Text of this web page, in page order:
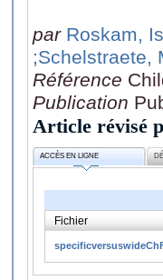
par Roskam,
;Schelstraete,
Référence
Publication
Article révisé
ACCÈS EN LIGNE
Fichier